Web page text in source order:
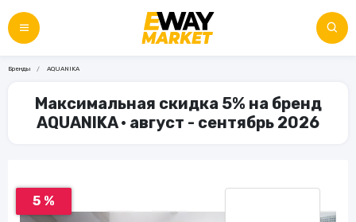
Бренды AQUANIKA
Максимальная скидка 5% на бренд
AQUANIKA • август - сентябрь 2026
5 %